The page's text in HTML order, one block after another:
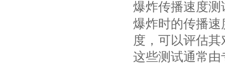
爆炸传播速度测
爆炸时的传播
度，可以评估
这些测试通常